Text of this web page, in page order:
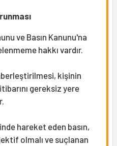
ve Basın Kanunu'na
hakkı vardır.
kişinin
gereksiz yere
hareket eden basın,
olmalı ve suçlanan